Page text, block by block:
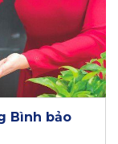
Bình bảo